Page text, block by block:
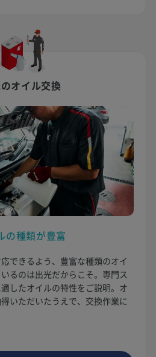
オイル交換
の種類が豊富
できるよう、豊富な種類のオイ
るのは出光だからこそ。専門ス
したオイルの特性をご説明。オ
いただいたうえで、交換作業に